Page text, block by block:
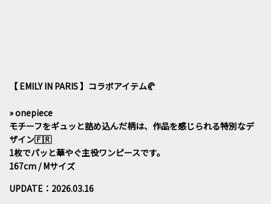
【 EMILY IN PARIS 】コラボアイテム🥐
» onepiece
モチーフをギュッと詰め込んだ柄は、作品を感じられる特別なデ
ザイン🇫🇷
1枚でパッと華やぐ主役ワンピースです。
167cm / Mサイズ
UPDATE：2026.03.16